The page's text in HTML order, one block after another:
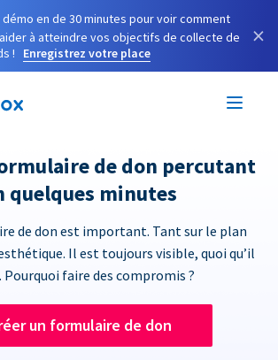
en de 30 minutes pour voir comment
à atteindre vos objectifs de collecte de
!
Enregistrez votre place
×
de don percutant
quelques minutes
de don est important. Tant sur le plan
Il est toujours visible, quoi qu’il
Pourquoi faire des compromis ?
un formulaire de don